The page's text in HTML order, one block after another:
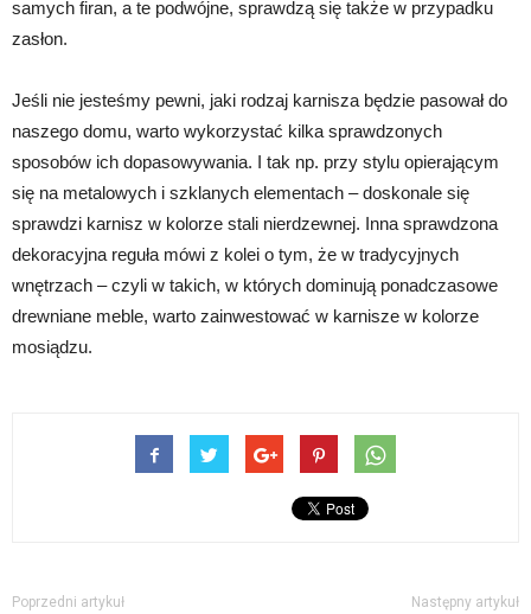
samych firan, a te podwójne, sprawdzą się także w przypadku
zasłon.
Jeśli nie jesteśmy pewni, jaki rodzaj karnisza będzie pasował do
naszego domu, warto wykorzystać kilka sprawdzonych
sposobów ich dopasowywania. I tak np. przy stylu opierającym
się na metalowych i szklanych elementach – doskonale się
sprawdzi karnisz w kolorze stali nierdzewnej. Inna sprawdzona
dekoracyjna reguła mówi z kolei o tym, że w tradycyjnych
wnętrzach – czyli w takich, w których dominują ponadczasowe
drewniane meble, warto zainwestować w karnisze w kolorze
mosiądzu.
Poprzedni artykuł Następny artykuł